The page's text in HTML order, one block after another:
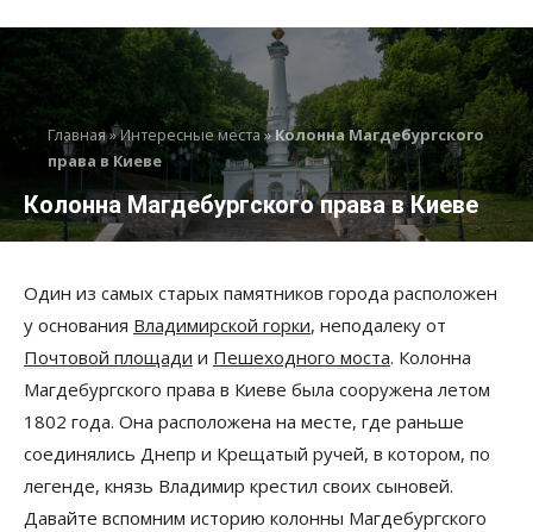
Главная»Интересные места»Колонна Магдебургского
права в Киеве
Колонна Магдебургского права в Киеве
Один из самых старых памятников города расположен
у основания Владимирской горки, неподалеку от
Почтовой площади и Пешеходного моста. Колонна
Магдебургского права в Киеве была сооружена летом
1802 года. Она расположена на месте, где раньше
соединялись Днепр и Крещатый ручей, в котором, по
легенде, князь Владимир крестил своих сыновей.
Давайте вспомним историю колонны Магдебургского